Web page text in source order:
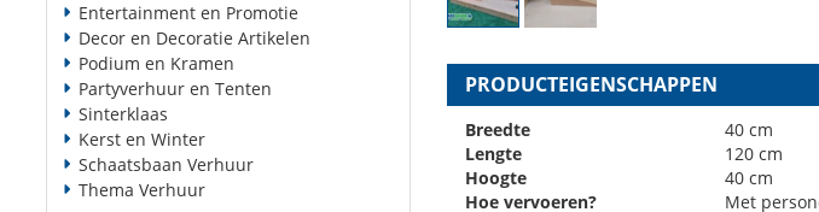
Entertainment en Promotie
Decor en Decoratie Artikelen
Podium en Kramen
Partyverhuur en Tenten
Sinterklaas
Kerst en Winter
Schaatsbaan Verhuur
Thema Verhuur
PRODUCTEIGENSCHAPPEN
Breedte
40 cm
Lengte
120 cm
Hoogte
40 cm
Hoe vervoeren?
Met